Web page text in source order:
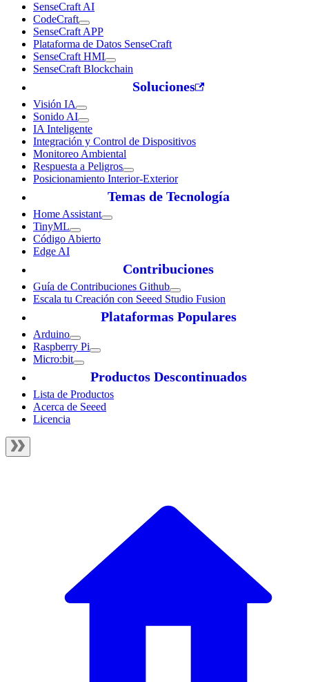
SenseCraft AI
CodeCraft
SenseCraft APP
Plataforma de Datos SenseCraft
SenseCraft HMI
SenseCraft Blockchain
Soluciones
Visión IA
Sonido AI
IA Inteligente
Integración y Control de Dispositivos
Monitoreo Ambiental
Respuesta a Peligros
Posicionamiento Interior-Exterior
Temas de Tecnología
Home Assistant
TinyML
Código Abierto
Edge AI
Contribuciones
Guía de Contribuciones Github
Escala tu Creación con Seeed Studio Fusion
Plataformas Populares
Arduino
Raspberry Pi
Micro:bit
Productos Descontinuados
Lista de Productos
Acerca de Seeed
Licencia